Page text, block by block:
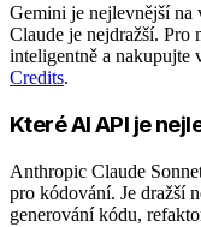
Gemini je nejlevnější na
Claude je nejdražší. Pro
inteligentně a nakupujte
Credits.
Které AI API je
Anthropic Claude
pro kódování. Je dražší
generování kódu,